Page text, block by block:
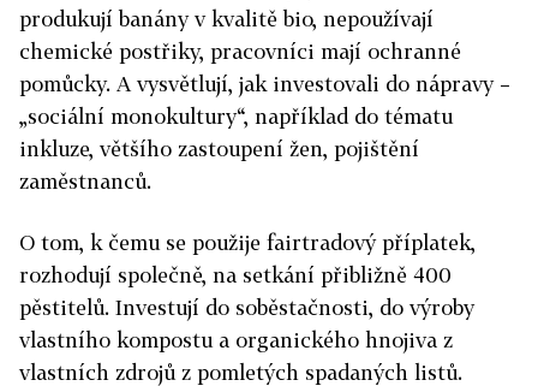
produkují banány v kvalitě bio, nepoužívají
chemické postřiky, pracovníci mají ochranné
pomůcky. A vysvětlují, jak investovali do nápravy –
„sociální monokultury“, například do tématu
inkluze, většího zastoupení žen, pojištění
zaměstnanců.
O tom, k čemu se použije fairtradový příplatek,
rozhodují společně, na setkání přibližně 400
pěstitelů. Investují do soběstačnosti, do výroby
vlastního kompostu a organického hnojiva z
vlastních zdrojů z pomletých spadaných listů.